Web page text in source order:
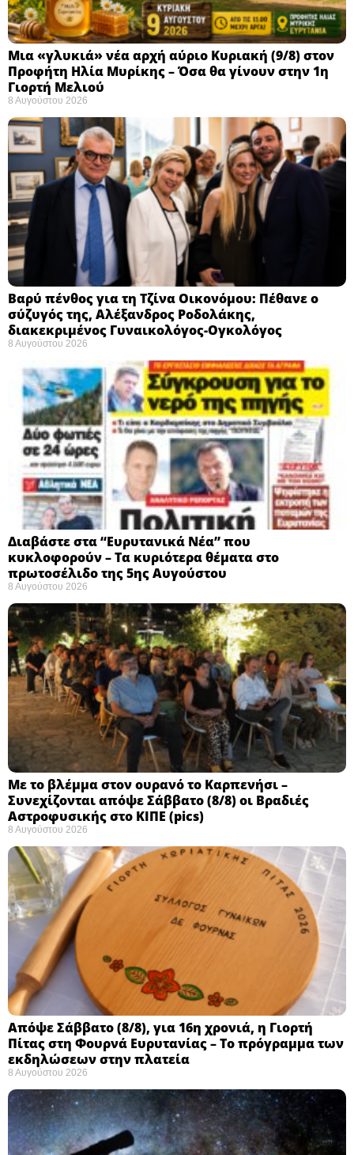
Μια «γλυκιά» νέα αρχή αύριο Κυριακή (9/8) στον
Προφήτη Ηλία Μυρίκης – Όσα θα γίνουν στην 1η
Γιορτή Μελιού
8 Αυγούστου 2026
Βαρύ πένθος για τη Τζίνα Οικονόμου: Πέθανε ο
σύζυγός της, Αλέξανδρος Ροδολάκης,
διακεκριμένος Γυναικολόγος-Ογκολόγος
8 Αυγούστου 2026
Διαβάστε στα “Ευρυτανικά Νέα” που
κυκλοφορούν – Τα κυριότερα θέματα στο
πρωτοσέλιδο της 5ης Αυγούστου
8 Αυγούστου 2026
Με το βλέμμα στον ουρανό το Καρπενήσι –
Συνεχίζονται απόψε Σάββατο (8/8) οι Βραδιές
Αστροφυσικής στο ΚΙΠΕ (pics)
8 Αυγούστου 2026
Απόψε Σάββατο (8/8), για 16η χρονιά, η Γιορτή
Πίτας στη Φουρνά Ευρυτανίας – Το πρόγραμμα των
εκδηλώσεων στην πλατεία
8 Αυγούστου 2026